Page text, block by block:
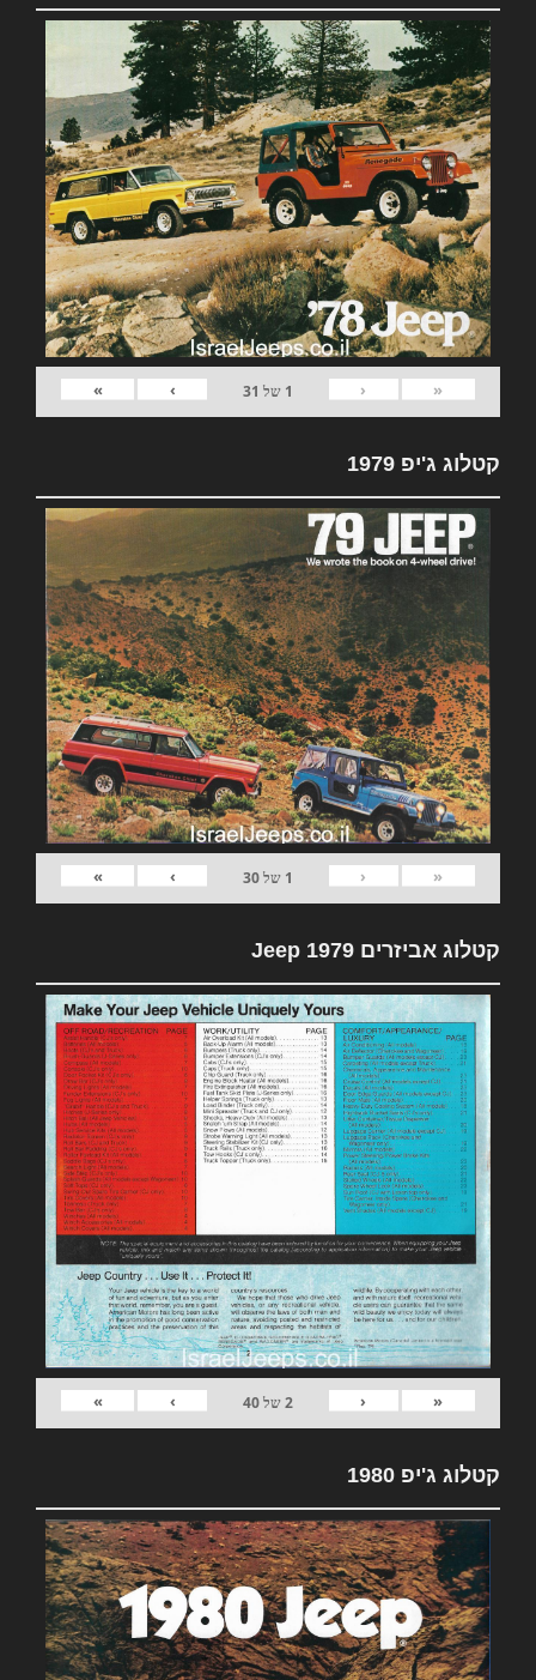
«
‹
1 של 31
›
»
קטלוג ג'יפ 1979
«
‹
1 של30
›
»
קטלוג אביזרים 1979 Jeep
«
‹
2של40
›
»
קטלוג ג'יפ 1980